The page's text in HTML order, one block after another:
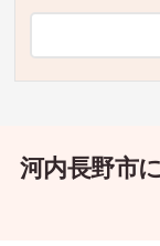
河内長野市